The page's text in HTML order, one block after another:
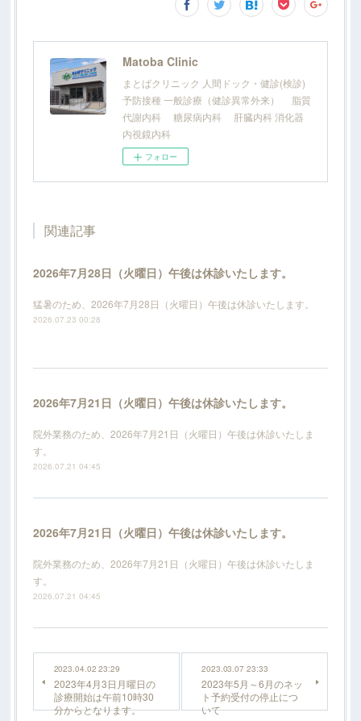
Matoba Clinic
まとばクリニック 人間ドック・健診(検診)
予防接種 一般診療（健診異常外来） 脂質
代謝内科 糖尿病内科 肝臓内科 消化器
内視鏡内科
フォロー
関連記事
2026年7月28日（火曜日）午後は休診いたします。
猛暑のため、2026年7月28日（火曜日）午後は休診いたします。
2026.07.23 00:28
2026年7月21日（火曜日）午後は休診いたします。
院外業務のため、2026年7月21日（火曜日）午後は休診いたしま
す。
2026.07.21 04:45
2026年7月21日（火曜日）午後は休診いたします。
院外業務のため、2026年7月21日（火曜日）午後は休診いたしま
す。
2026.07.21 04:45
2023.04.02 23:29
2023年4月3日月曜日の
診療開始は午前10時30
分からとなります。
2023.03.07 23:33
2023年5月～6月のネッ
ト予約受付の停止につ
いて